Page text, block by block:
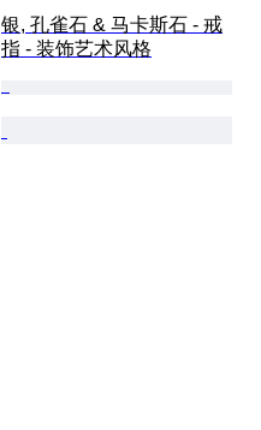
银, 孔雀石 & 马卡斯石 - 戒
指 - 装饰艺术风格